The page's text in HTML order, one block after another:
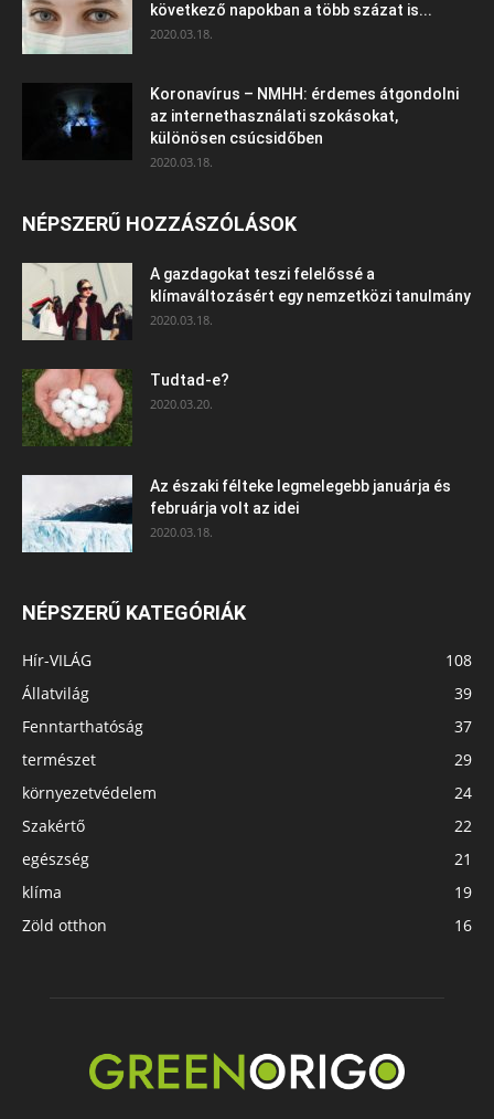
következő napokban a több százat is...
2020.03.18.
Koronavírus – NMHH: érdemes átgondolni
az internethasználati szokásokat,
különösen csúcsidőben
2020.03.18.
NÉPSZERŰ HOZZÁSZÓLÁSOK
A gazdagokat teszi felelőssé a
klímaváltozásért egy nemzetközi tanulmány
2020.03.18.
Tudtad-e?
2020.03.20.
Az északi félteke legmelegebb januárja és
februárja volt az idei
2020.03.18.
NÉPSZERŰ KATEGÓRIÁK
Hír-VILÁG
108
Állatvilág
39
Fenntarthatóság
37
természet
29
környezetvédelem
24
Szakértő
22
egészség
21
klíma
19
Zöld otthon
16